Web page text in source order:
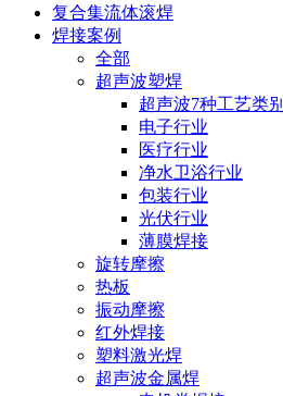
复合集流体滚焊
焊接案例
全部
超声波塑焊
超声波7种工艺类别
电子行业
医疗行业
净水卫浴行业
包装行业
光伏行业
薄膜焊接
旋转摩擦
热板
振动摩擦
红外焊接
塑料激光焊
超声波金属焊